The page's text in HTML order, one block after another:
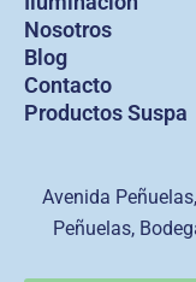
Nosotros
Blog
Contacto
Productos Suspa
Avenida
Peñuelas,